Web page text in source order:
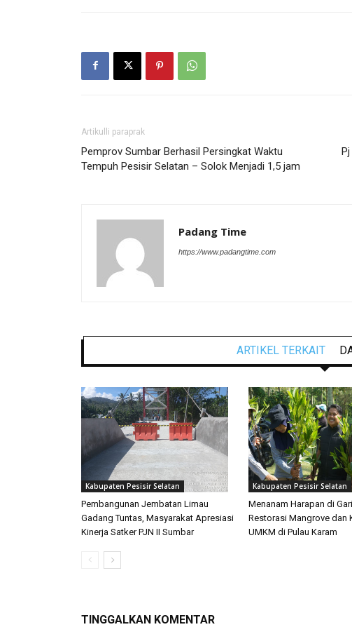
Artikulli paraprak
Pemprov Sumbar Berhasil Persingkat Waktu
Tempuh Pesisir Selatan – Solok Menjadi 1,5 jam
Padang Time
https://www.padangtime.com
ARTIKEL TERKAIT
Kabupaten Pesisir Selatan
Pembangunan Jembatan Limau
Gadang Tuntas, Masyarakat Apresiasi
Kinerja Satker PJN II Sumbar
Kabupaten Pesisir Selatan
Menanam Harapan di
Restorasi Mangrove dan
UMKM di Pulau Karam
TINGGALKAN KOMENTAR